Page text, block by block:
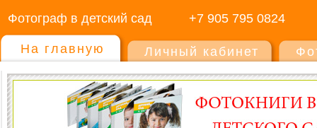
Фотограф в детский сад +7 905 795 0824
На главную Личный кабинет